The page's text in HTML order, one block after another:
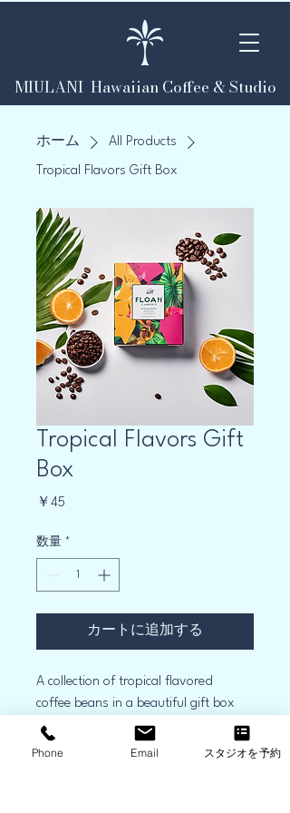
MIULANI Hawaiian Coffee & Studio
ホーム All Products
Tropical Flavors Gift Box
Tropical Flavors Gift
Box
￥45
数量 *
カートに追加する
A collection of tropical flavored
coffee beans in a beautiful gift box
Phone Email スタジオを予約